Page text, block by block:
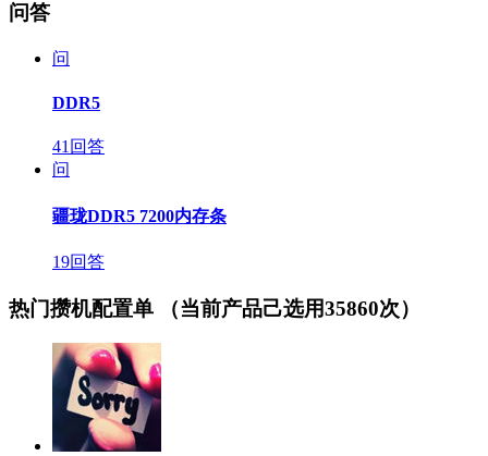
问答
问
DDR5
41回答
问
疆珑DDR5 7200内存条
19回答
热门攒机配置单 （当前产品己选用35860次）